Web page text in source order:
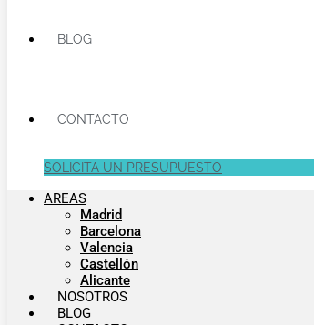
BLOG
CONTACTO
SOLICITA UN PRESUPUESTO
AREAS
Madrid
Barcelona
Valencia
Castellón
Alicante
NOSOTROS
BLOG